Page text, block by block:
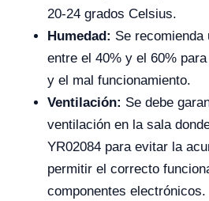
20-24 grados Celsius.
Humedad: Se recomienda
entre el 40% y el 60%
y el mal funcionamiento.
Ventilación: Se debe
ventilación en la sala
YR02084 para evitar la
permitir el correcto
componentes electrónicos.